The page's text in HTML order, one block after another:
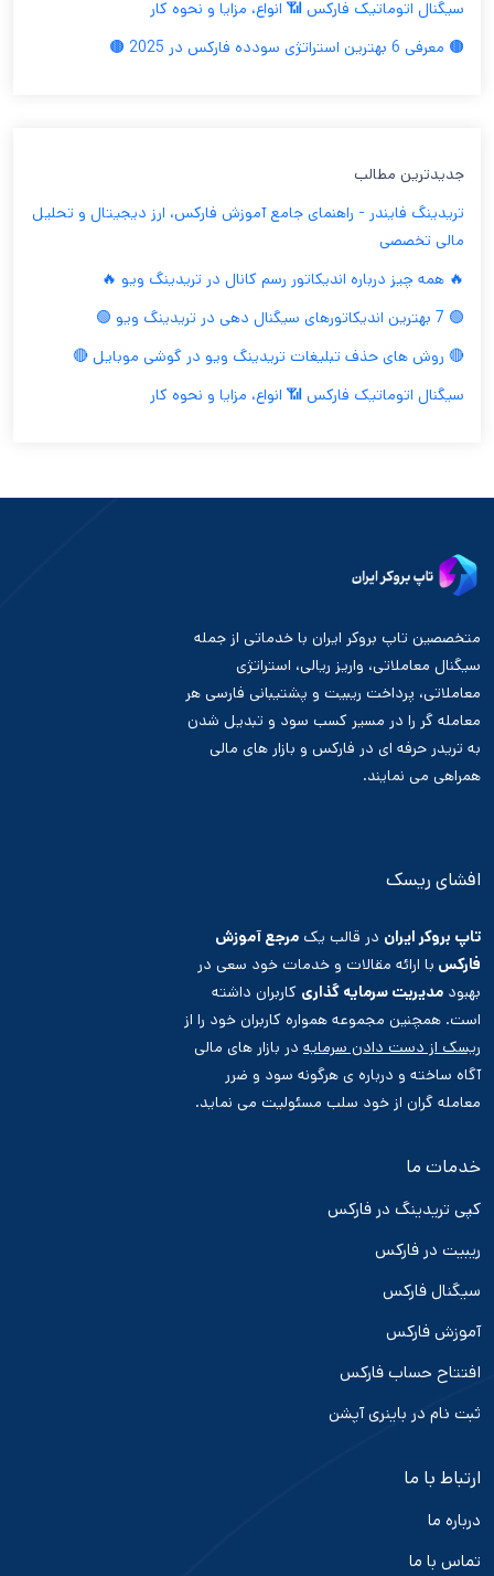
سیگنال اتوماتیک فارکس 📶 انواع، مزایا و نحوه کار
🟤 معرفی 6 بهترین استراتژی سودده فارکس در 2025 🟤
جدیدترین مطالب
تریدینگ فایندر - راهنمای جامع آموزش فارکس، ارز دیجیتال و تحلیل
مالی تخصصی
🔥 همه چیز درباره اندیکاتور رسم کانال در تریدینگ ویو 🔥
🟢 7 بهترین اندیکاتورهای سیگنال دهی در تریدینگ ویو 🟢
🔴 روش های حذف تبلیغات تریدینگ ویو در گوشی موبایل 🔴
سیگنال اتوماتیک فارکس 📶 انواع، مزایا و نحوه کار
متخصصین تاپ بروکر ایران با خدماتی از جمله
سیگنال معاملاتی، واریز ریالی، استراتژی
معاملاتی، پرداخت ریبیت و پشتیبانی فارسی هر
معامله گر را در مسیر کسب سود و تبدیل شدن
به تریدر حرفه ای در فارکس و بازار های مالی
همراهی می نمایند.
افشای ریسک
تاپ بروکر ایران در قالب یک مرجع آموزش
فارکس با ارائه مقالات و خدمات خود سعی در
بهبود مدیریت سرمایه گذاری کاربران داشته
است. همچنین مجموعه همواره کاربران خود را از
ریسک از دست دادن سرمایه در بازار های مالی
آگاه ساخته و درباره ی هرگونه سود و ضرر
معامله گران از خود سلب مسئولیت می نماید.
خدمات ما
کپی تریدینگ در فارکس
ریبیت در فارکس
سیگنال فارکس
آموزش فارکس
افتتاح حساب فارکس
ثبت نام در باینری آپشن
ارتباط با ما
درباره ما
تماس با ما